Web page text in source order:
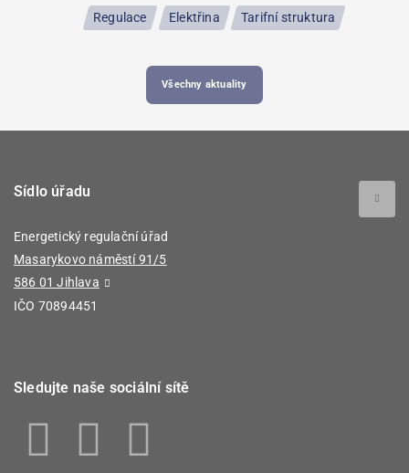
Regulace Elektřina Tarifní struktura
Všechny aktuality
Sídlo úřadu
Energetický regulační úřad
Masarykovo náměstí 91/5
586 01 Jihlava
IČO 70894451
Sledujte naše sociální sítě